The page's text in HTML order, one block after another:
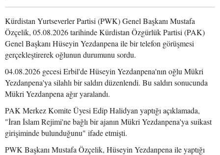
Kürdistan Yurtseverler Partisi (PWK) Genel Başkanı Mustafa
Özçelik, 05.08.2026 tarihinde Kürdistan Özgürlük Partisi (PAK)
Genel Başkanı Hüseyin Yezdanpena ile bir telefon görüşmesi
gerçekleştirerek oğlunun durumunu sordu.
04.08.2026 gecesi Erbil'de Hüseyin Yezdanpena'nın oğlu Mükri
Yezdanpena'ya silahlı bir saldırı düzenlendi. Bu saldırı sonucunda
Mükri Yezdanpena ağır yaralandı.
PAK Merkez Komite Üyesi Edip Halidyan yaptığı açıklamada,
"İran İslam Rejimi'ne bağlı bir ajanın Mükri Yezdanpena'ya suikast
girişiminde bulunduğunu" ifade etmişti.
PWK Başkanı Mustafa Özçelik, Hüseyin Yezdanpena ile yaptığı